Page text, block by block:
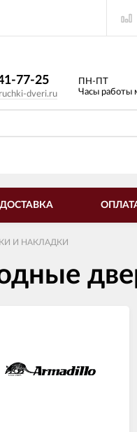
77-25
dveri.ru
ПН-ПТ
Часы работы
ДОСТАВКА
И НАКЛАДКИ